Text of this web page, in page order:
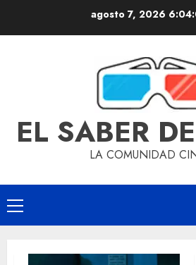
agosto 7, 2026
EL SABER
LA COMUNIDAD